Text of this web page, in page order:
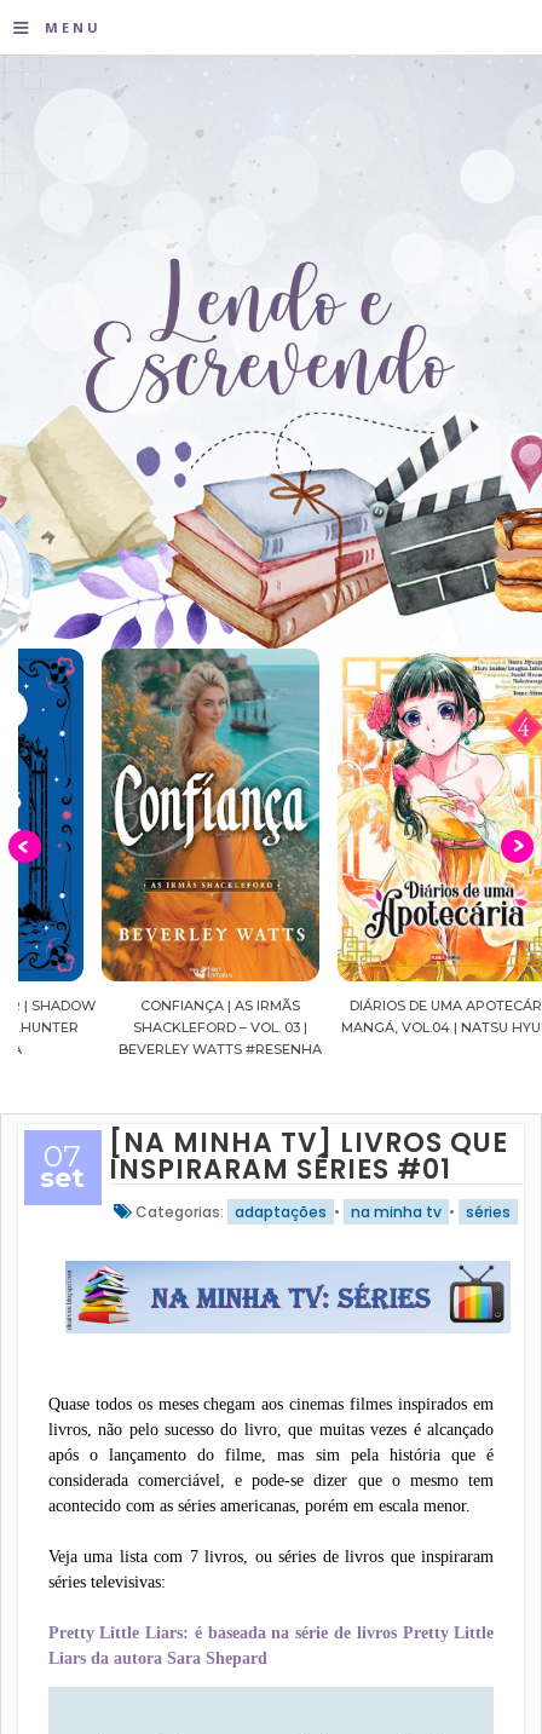
≡ MENU
CONFIANÇA | AS IRMÃS
SHACKLEFORD – VOL. 03 |
BEVERLEY WATTS #RESENHA
DIÁRIOS DE UMA APOTECÁRIA |
MANGÁ, VOL.04 | NATSU HYUUGA
07
set
[NA MINHA TV] LIVROS QUE
INSPIRARAM SÉRIES #01
Categorias: adaptações • na minha tv • séries
Quase todos os meses chegam aos cinemas filmes inspirados em
livros, não pelo sucesso do livro, que muitas vezes é alcançado
após o lançamento do filme, mas sim pela história que é
considerada comerciável, e pode-se dizer que o mesmo tem
acontecido com as séries americanas, porém em escala menor.
Veja uma lista com 7 livros, ou séries de livros que inspiraram
séries televisivas:
Pretty Little Liars: é baseada na série de livros Pretty Little
Liars da autora Sara Shepard